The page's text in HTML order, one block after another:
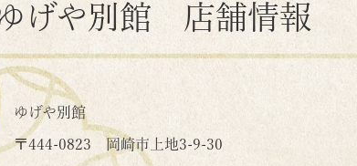
げや別館 店舗情報
ゆげや別館
〒444-0823 岡崎市上地3-9-30